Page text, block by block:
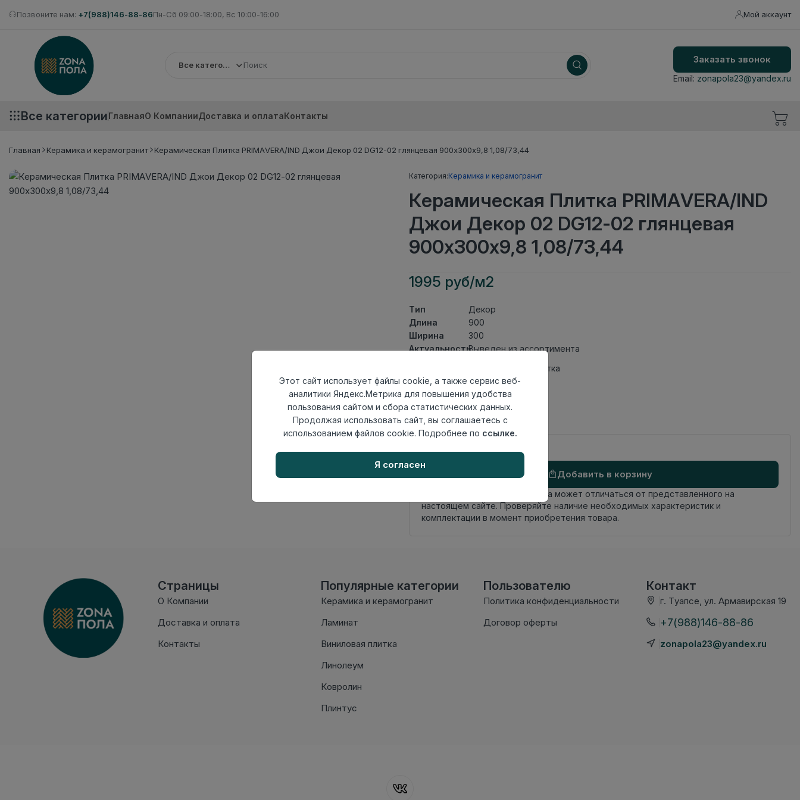
Позвоните нам: +7(988)146-88-86Пн-Сб 09:00-18:00, Вс 10:00-16:00 Мой аккаунт
Все категории
Заказать звонок
Email: zonapola23@yandex.ru
Все категорииГлавнаяО КомпанииДоставка и оплатаКонтакты
Главная Керамика и керамогранит Керамическая Плитка PRIMAVERA/IND Джои Декор 02 DG12-02 глянцевая 900х300х9,8 1,08/73,44
Категория:Керамика и керамогранит
Керамическая Плитка PRIMAVERA/IND
Джои Декор 02 DG12-02 глянцевая
900х300х9,8 1,08/73,44
1995 руб/м2
Тип
Декор
Длина
900
Ширина
300
АктуальностьВыведен из ассортимента
Керамическая Плитка
Толщина
9,8
Поверхность
глянцевая
происхождения
Индия
Осталось25 упак
Добавить в корзину
Внимание! Внешний вид товара может отличаться от представленного на
настоящем сайте. Проверяйте наличие необходимых характеристик и
комплектации в момент приобретения товара.
Страницы
О Компании
Доставка и оплата
Контакты
Популярные категории
Керамика и керамогранит
Ламинат
Виниловая плитка
Линолеум
Ковролин
Плинтус
Пользователю
Политика конфиденциальности
Договор оферты
Контакт
г. Туапсе, ул. Армавирская 19
+7(988)146-88-86
zonapola23@yandex.ru
Этот сайт использует файлы cookie, а также сервис веб-
аналитики Яндекс.Метрика для повышения удобства
пользования сайтом и сбора статистических данных.
Продолжая использовать сайт, вы соглашаетесь с
использованием файлов cookie. Подробнее по ссылке.
Я согласен